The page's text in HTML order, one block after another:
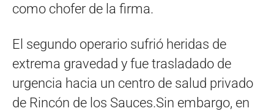
como chofer de la firma.
El segundo operario sufrió heridas de
extrema gravedad y fue trasladado de
urgencia hacia un centro de salud privado
de Rincón de los Sauces.Sin embargo, en